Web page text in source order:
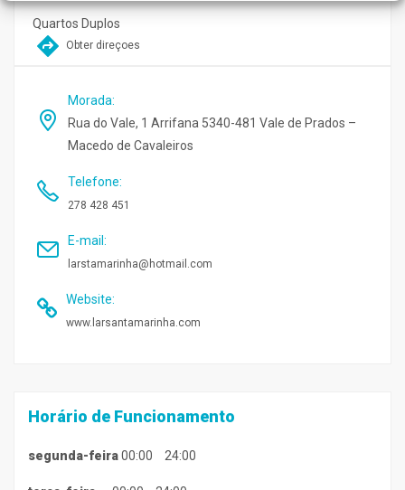
Quartos Duplos
Obter direçoes
Morada:
Rua do Vale, 1 Arrifana 5340-481 Vale de Prados –
Macedo de Cavaleiros
Telefone:
278 428 451
E-mail :
larstamarinha@hotmail.com
Website:
www.larsantamarinha.com
Horário de Funcionamento
segunda-feira00:00 24:00